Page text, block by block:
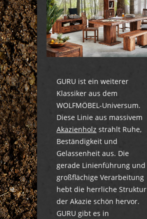
GURU ist ein weiterer
Klassiker aus dem
WOLFMÖBEL-Universum.
Diese Linie aus massivem
Akazienholz strahlt Ruhe,
Beständigkeit und
Gelassenheit aus. Die
gerade Linienführung und
großflächige Verarbeitung
hebt die herrliche Struktur
der Akazie schön hervor.
GURU gibt es in